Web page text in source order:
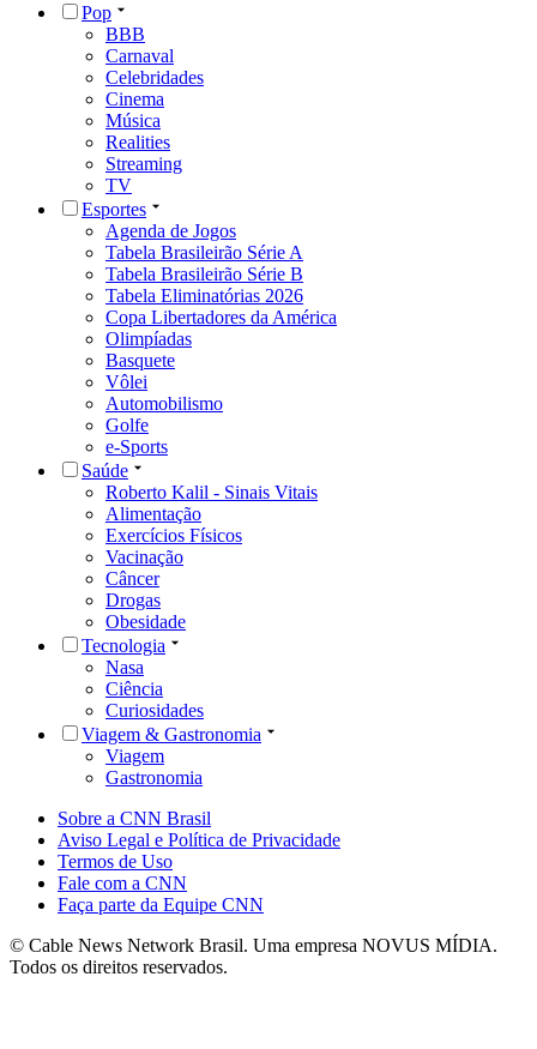
Pop
BBB
Carnaval
Celebridades
Cinema
Música
Realities
Streaming
TV
Esportes
Agenda de Jogos
Tabela Brasileirão Série A
Tabela Brasileirão Série B
Tabela Eliminatórias 2026
Copa Libertadores da América
Olimpíadas
Basquete
Vôlei
Automobilismo
Golfe
e-Sports
Saúde
Roberto Kalil - Sinais Vitais
Alimentação
Exercícios Físicos
Vacinação
Câncer
Drogas
Obesidade
Tecnologia
Nasa
Ciência
Curiosidades
Viagem & Gastronomia
Viagem
Gastronomia
Sobre a CNN Brasil
Aviso Legal e Política de Privacidade
Termos de Uso
Fale com a CNN
Faça parte da Equipe CNN
© Cable News Network Brasil. Uma empresa NOVUS MÍDIA.
Todos os direitos reservados.